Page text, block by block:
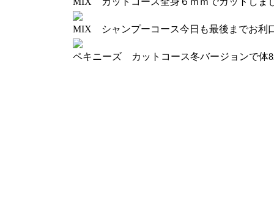
MIX シャンプーコース今日も最後までお利
ペキニーズ カットコース冬バージョンで体